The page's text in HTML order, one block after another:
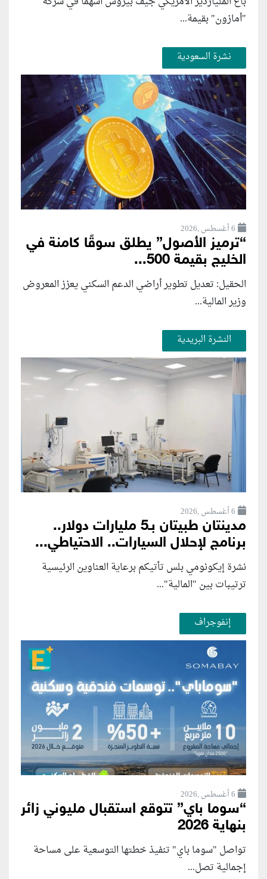
"أمازون" بقيمة...
نشرة السعودية
6 أغسطس ,2026
“ترميز الأصول” يطلق سوقًا كامنة في
الخليج بقيمة 500...
الحقيل: تعديل تطوير أراضي الدعم السكني يعزز المعروض
وزير المالية...
النشرة البريدية
6 أغسطس ,2026
مدينتان طبيتان بـ5 مليارات دولار..
برنامج لإحلال السيارات.. الاحتياطي...
نشرة إيكونومي بلس تأتيكم برعاية العناوين الرئيسية
ترتيبات بين "المالية"...
إنفوجراف
6 أغسطس ,2026
“سوما باي” تتوقع استقبال مليوني زائر
بنهاية 2026
تواصل "سوما باي" تنفيذ خطتها التوسعية على مساحة
إجمالية تصل...